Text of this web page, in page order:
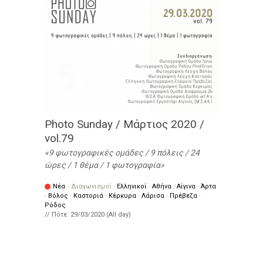
Photo Sunday / Μάρτιος 2020 /
vol.79
9 φωτογραφικές ομάδες / 9 πόλεις / 24
ώρες / 1 θέμα / 1 φωτογραφία
Νέα · Διαγωνισμοί · Ελληνικοί · Αθήνα · Αίγινα · Άρτα
· Βόλος · Καστοριά · Κέρκυρα · Λάρισα · Πρέβεζα ·
Ρόδος
// Πότε: 29/03/2020 (All day)